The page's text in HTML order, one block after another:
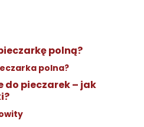
polną?
polna?
do pieczarek – jak